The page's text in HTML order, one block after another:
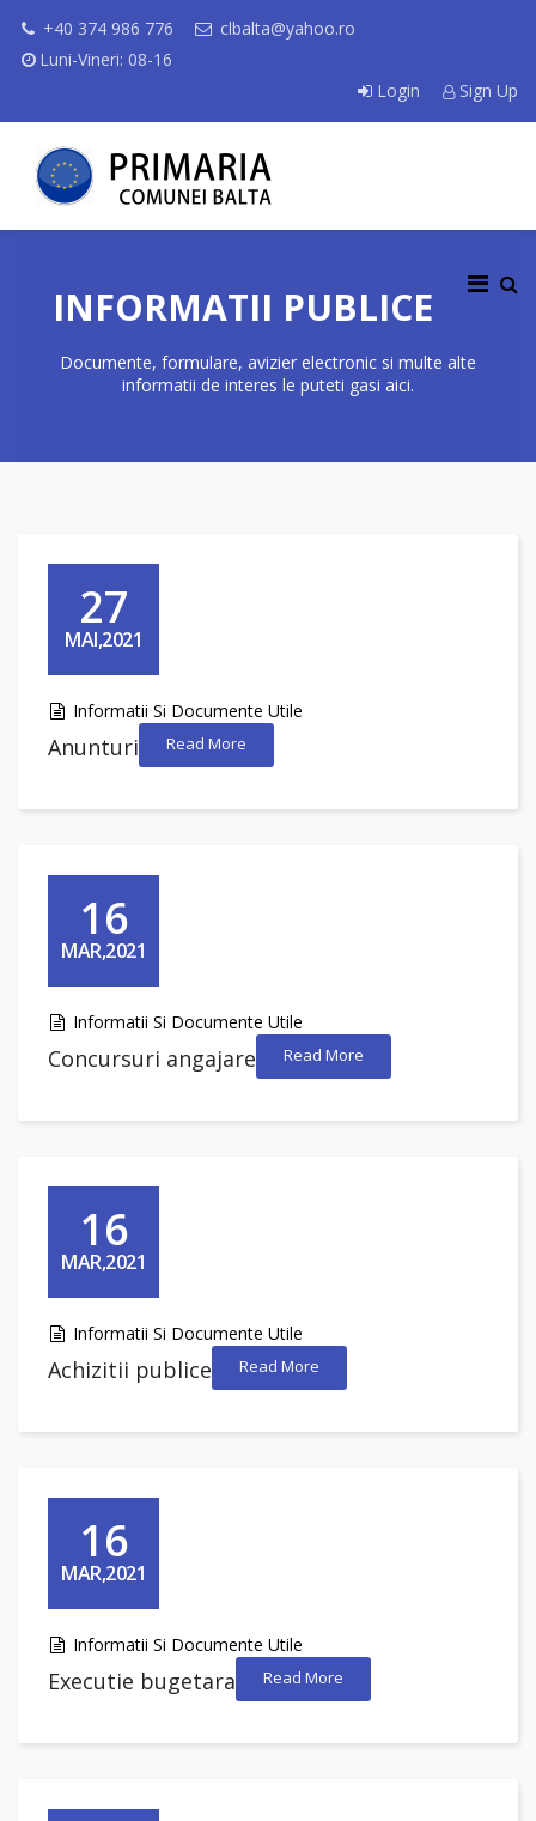
+40 374 986 776
clbalta@yahoo.ro
Luni-Vineri: 08-16
Login
Sign Up
INFORMATII PUBLICE
Documente, formulare, avizier electronic si multe alte
informatii de interes le puteti gasi aici.
27
MAI,2021
Informatii Si Documente Utile
Anunturi Read More
16
MAR,2021
Informatii Si Documente Utile
Concursuri angajare Read More
16
MAR,2021
Informatii Si Documente Utile
Achizitii publice Read More
16
MAR,2021
Informatii Si Documente Utile
Executie bugetara Read More